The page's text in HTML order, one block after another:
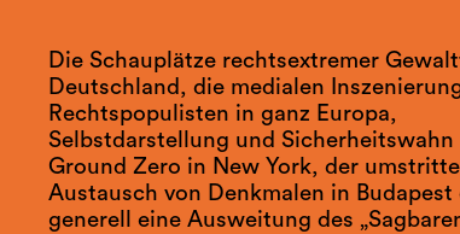
Die Schauplätze rechtsextremer
Deutschland, die medialen
Rechtspopulisten in ganz Europa,
Selbstdarstellung und Sicherheitswahn
Ground Zero in New York, der
Austausch von Denkmalen in Budapest
generell eine Ausweitung des